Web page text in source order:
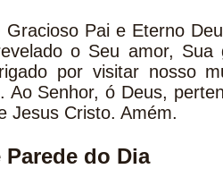
Gracioso Pai e Eterno
o Seu amor, Sua
por visitar nosso
Ao Senhor, ó Deus,
Jesus Cristo. Amém.
Parede do Dia